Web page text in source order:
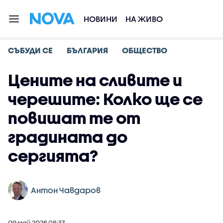
НОВИНИ НА ЖИВО
СЪБУДИ СЕ БЪЛГАРИЯ ОБЩЕСТВО
Цените на сливите и
черешите: Колко ще се
повишат те от
градината до
сергията?
Антон Чавдаров